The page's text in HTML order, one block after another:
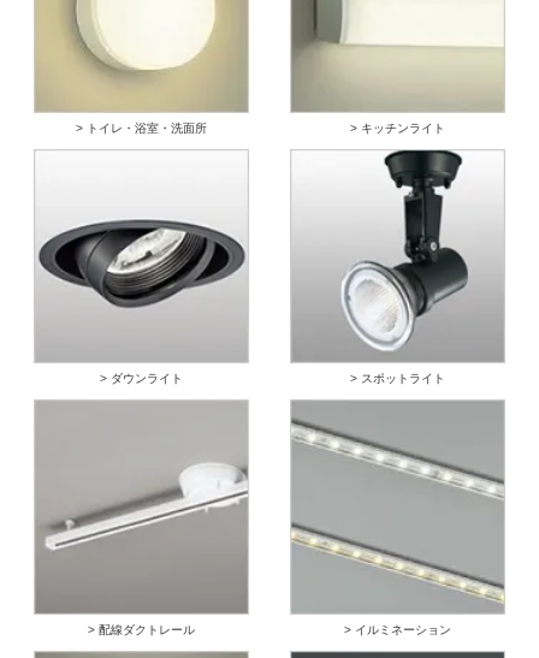
> トイレ・浴室・洗面所 > キッチンライト
> ダウンライト > スポットライト
> 配線ダクトレール > イルミネーション